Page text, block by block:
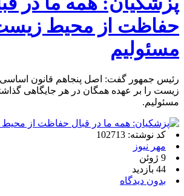
حفاظت از محیط
مسئولیم
رئیس جمهور گفت: اصل پنجاهم قانون
زیست را بر عهده همگان در هر جایگاهی
مسئولیم.
کد نوشته: 102713
مهر نیوز
9 ژوئن
44 بازدید
بدون دیدگاه